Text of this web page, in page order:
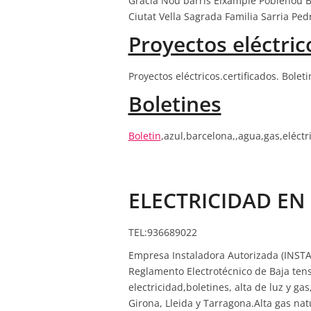
Ciutat Vella Sagrada Familia Sarria
Proyectos
Proyectos eléctricos.certificados.
Boletines
Boletin
ELECTRICIDAD
TEL:936689022
Empresa Instaladora Autorizada
Reglamento Electrotécnico de Baja
electricidad,boletines, alta de luz y
Girona, Lleida y Tarragona.Alta gas